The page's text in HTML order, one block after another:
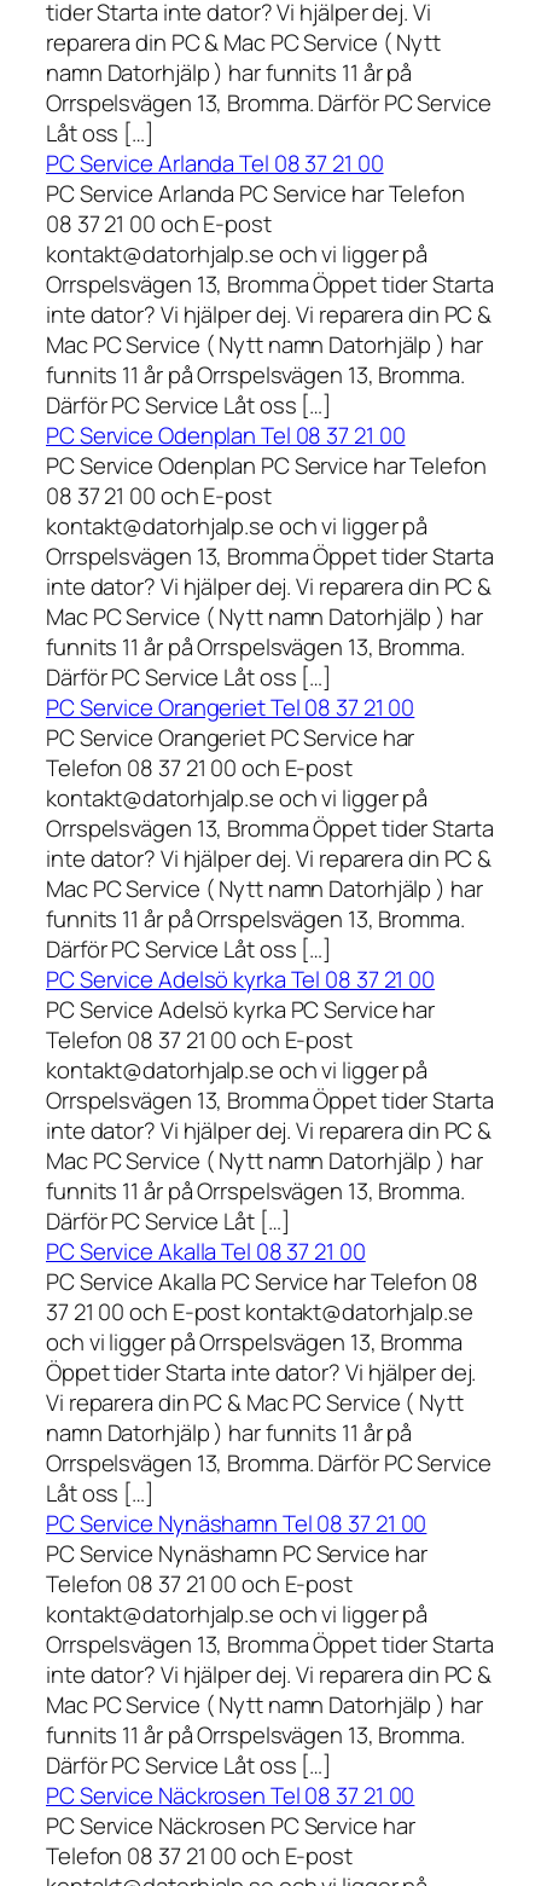
tider Starta inte dator? Vi hjälper dej. Vi
reparera din PC & Mac PC Service ( Nytt
namn Datorhjälp ) har funnits 11 år på
Orrspelsvägen 13, Bromma. Därför PC Service
Låt oss […]
PC Service Arlanda Tel 08 37 21 00
PC Service Arlanda PC Service har Telefon
08 37 21 00 och E-post
kontakt@datorhjalp.se och vi ligger på
Orrspelsvägen 13, Bromma Öppet tider Starta
inte dator? Vi hjälper dej. Vi reparera din PC &
Mac PC Service ( Nytt namn Datorhjälp ) har
funnits 11 år på Orrspelsvägen 13, Bromma.
Därför PC Service Låt oss […]
PC Service Odenplan Tel 08 37 21 00
PC Service Odenplan PC Service har Telefon
08 37 21 00 och E-post
kontakt@datorhjalp.se och vi ligger på
Orrspelsvägen 13, Bromma Öppet tider Starta
inte dator? Vi hjälper dej. Vi reparera din PC &
Mac PC Service ( Nytt namn Datorhjälp ) har
funnits 11 år på Orrspelsvägen 13, Bromma.
Därför PC Service Låt oss […]
PC Service Orangeriet Tel 08 37 21 00
PC Service Orangeriet PC Service har
Telefon 08 37 21 00 och E-post
kontakt@datorhjalp.se och vi ligger på
Orrspelsvägen 13, Bromma Öppet tider Starta
inte dator? Vi hjälper dej. Vi reparera din PC &
Mac PC Service ( Nytt namn Datorhjälp ) har
funnits 11 år på Orrspelsvägen 13, Bromma.
Därför PC Service Låt oss […]
PC Service Adelsö kyrka Tel 08 37 21 00
PC Service Adelsö kyrka PC Service har
Telefon 08 37 21 00 och E-post
kontakt@datorhjalp.se och vi ligger på
Orrspelsvägen 13, Bromma Öppet tider Starta
inte dator? Vi hjälper dej. Vi reparera din PC &
Mac PC Service ( Nytt namn Datorhjälp ) har
funnits 11 år på Orrspelsvägen 13, Bromma.
Därför PC Service Låt […]
PC Service Akalla Tel 08 37 21 00
PC Service Akalla PC Service har Telefon 08
37 21 00 och E-post kontakt@datorhjalp.se
och vi ligger på Orrspelsvägen 13, Bromma
Öppet tider Starta inte dator? Vi hjälper dej.
Vi reparera din PC & Mac PC Service ( Nytt
namn Datorhjälp ) har funnits 11 år på
Orrspelsvägen 13, Bromma. Därför PC Service
Låt oss […]
PC Service Nynäshamn Tel 08 37 21 00
PC Service Nynäshamn PC Service har
Telefon 08 37 21 00 och E-post
kontakt@datorhjalp.se och vi ligger på
Orrspelsvägen 13, Bromma Öppet tider Starta
inte dator? Vi hjälper dej. Vi reparera din PC &
Mac PC Service ( Nytt namn Datorhjälp ) har
funnits 11 år på Orrspelsvägen 13, Bromma.
Därför PC Service Låt oss […]
PC Service Näckrosen Tel 08 37 21 00
PC Service Näckrosen PC Service har
Telefon 08 37 21 00 och E-post